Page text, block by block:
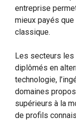
entreprise
mieux payés
classique.
Les secteurs les
diplômés en
technologie,
domaines
supérieurs à la
de profils